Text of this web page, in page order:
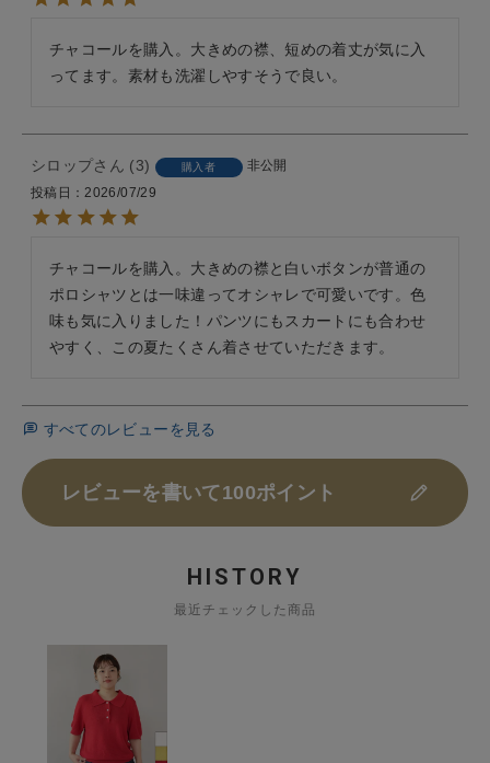
チャコールを購入。大きめの襟、短めの着丈が気に入
ってます。素材も洗濯しやすそうで良い。
シロップ 3 購入者
非公開
投稿日
2026/07/29
チャコールを購入。大きめの襟と白いボタンが普通の
ポロシャツとは一味違ってオシャレで可愛いです。色
味も気に入りました！パンツにもスカートにも合わせ
やすく、この夏たくさん着させていただきます。
すべてのレビューを見る
レビューを書いて100ポイント
HISTORY
最近チェックした商品